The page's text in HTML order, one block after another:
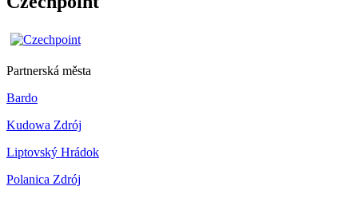
Partnerská města
Bardo
Kudowa Zdrój
Liptovský Hrádok
Polanica Zdrój